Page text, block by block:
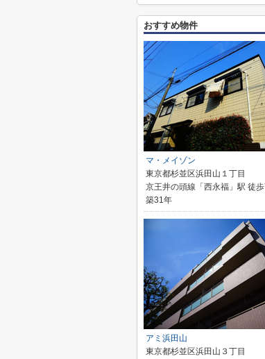
おすすめ物件
マ・メイゾン
東京都杉並区浜田山１丁目
京王井の頭線「西永福」駅 徒
築31年
アミ浜田山
東京都杉並区浜田山３丁目